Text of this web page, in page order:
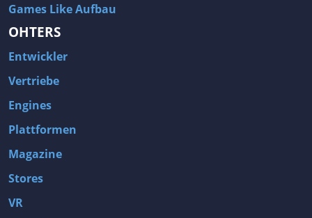
Games Like Aufbau
OHTERS
Entwickler
Vertriebe
Engines
Plattformen
Magazine
Stores
VR